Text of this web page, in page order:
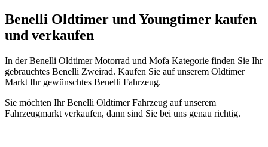
Benelli Oldtimer und Youngtimer kaufen
und verkaufen
In der Benelli Oldtimer Motorrad und Mofa Kategorie finden Sie Ihr
gebrauchtes Benelli Zweirad. Kaufen Sie auf unserem Oldtimer
Markt Ihr gewünschtes Benelli Fahrzeug.
Sie möchten Ihr Benelli Oldtimer Fahrzeug auf unserem
Fahrzeugmarkt verkaufen, dann sind Sie bei uns genau richtig.